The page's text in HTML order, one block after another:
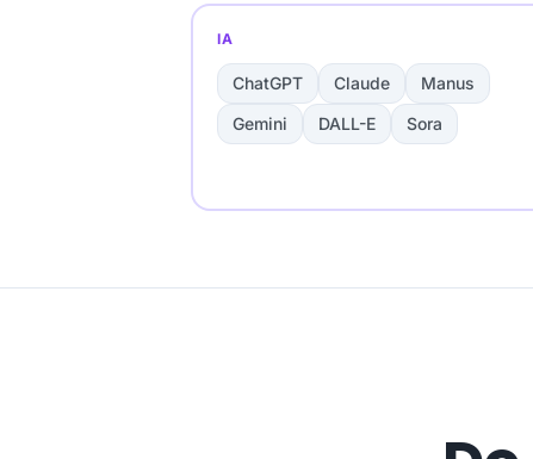
IA
ChatGPT Claude
Manus
Gemini
DALL-E Sora